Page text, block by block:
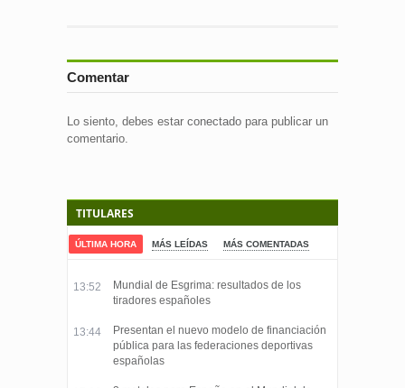
Comentar
Lo siento, debes estar conectado para publicar un
comentario.
TITULARES
ÚLTIMA HORA MÁS LEÍDAS MÁS COMENTADAS
13:52
Mundial de Esgrima: resultados de los
tiradores españoles
13:44
Presentan el nuevo modelo de financiación
pública para las federaciones deportivas
españolas